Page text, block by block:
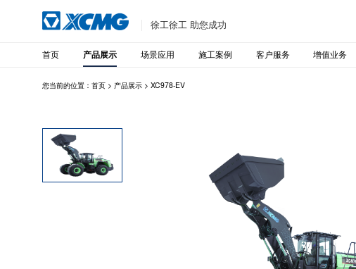
徐工徐工 助您成功
首页 产品展示 场景应用 施工案例 客户服务 增值业务
您当前的位置：首页 > 产品展示 >XC978-EV